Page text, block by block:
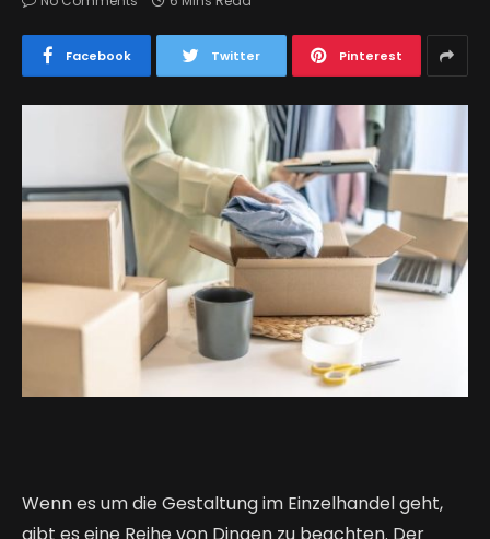
Facebook Twitter Pinterest
Wenn es um die Gestaltung im Einzelhandel geht,